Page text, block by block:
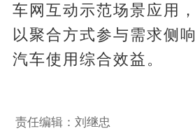
车网互动示范场景应用
以聚合方式参与需求侧
汽车使用综合效益。
责任编辑：刘继忠